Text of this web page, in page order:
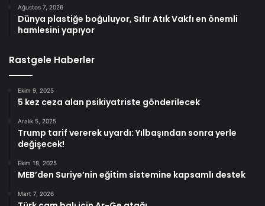
Ağustos 7, 2026
Dünya plastiğe boğuluyor, Sıfır Atık Vakfı en önemli
hamlesini yapıyor
Rastgele Haberler
Ekim 9, 2025
5 kez ceza alan psikiyatriste gönderilecek
Aralık 5, 2025
Trump tarif vererek uyardı: Yılbaşından sonra yerle
değişecek!
Ekim 18, 2025
MEB’den Suriye’nin eğitim sistemine kapsamlı destek
Mart 7, 2026